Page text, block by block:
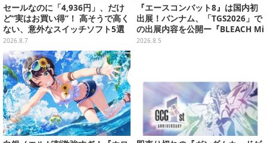
セールなのに「4,936円」、だけ
ど“実はお買い得”！ 高そうで高く
ない、意外なスイッチソフト5選
2026.8.7
『エースコンバット8』は国内初
出展！バンナム、「TGS2026」で
の出展内容を公開ー『BLEACH Mi
rrors High』や『ONE PIECE 海
2026.8.5